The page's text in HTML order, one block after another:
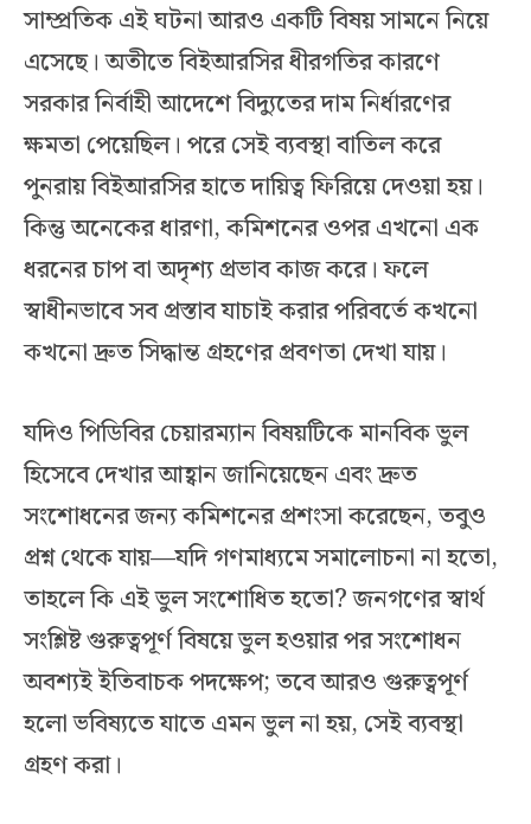
সাম্প্রতিক এই ঘটনা আরও একটি বিষয় সামনে নিয়ে
এসেছে। অতীতে বিইআরসির ধীরগতির কারণে
সরকার নির্বাহী আদেশে বিদ্যুতের দাম নির্ধারণের
ক্ষমতা পেয়েছিল। পরে সেই ব্যবস্থা বাতিল করে
পুনরায় বিইআরসির হাতে দায়িত্ব ফিরিয়ে দেওয়া হয়।
কিন্তু অনেকের ধারণা, কমিশনের ওপর এখনো এক
ধরনের চাপ বা অদৃশ্য প্রভাব কাজ করে। ফলে
স্বাধীনভাবে সব প্রস্তাব যাচাই করার পরিবর্তে কখনো
কখনো দ্রুত সিদ্ধান্ত গ্রহণের প্রবণতা দেখা যায়।
যদিও পিডিবির চেয়ারম্যান বিষয়টিকে মানবিক ভুল
হিসেবে দেখার আহ্বান জানিয়েছেন এবং দ্রুত
সংশোধনের জন্য কমিশনের প্রশংসা করেছেন, তবুও
প্রশ্ন থেকে যায়—যদি গণমাধ্যমে সমালোচনা না হতো,
তাহলে কি এই ভুল সংশোধিত হতো? জনগণের স্বার্থ
সংশ্লিষ্ট গুরুত্বপূর্ণ বিষয়ে ভুল হওয়ার পর সংশোধন
অবশ্যই ইতিবাচক পদক্ষেপ; তবে আরও গুরুত্বপূর্ণ
হলো ভবিষ্যতে যাতে এমন ভুল না হয়, সেই ব্যবস্থা
গ্রহণ করা।